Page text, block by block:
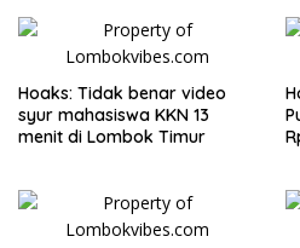
Hoaks: Tidak benar video
syur mahasiswa KKN 13
menit di Lombok Timur